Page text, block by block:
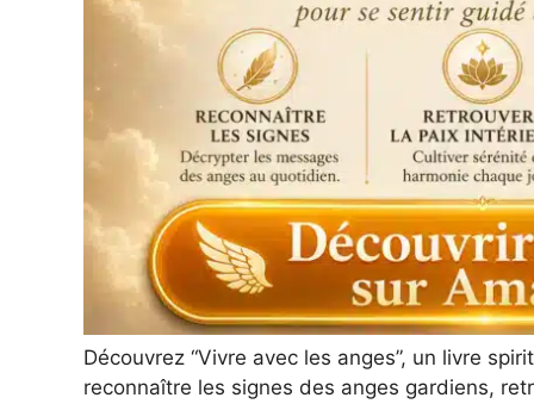
Découvrez “Vivre avec les anges”, un livre
reconnaître les signes des anges gardiens,